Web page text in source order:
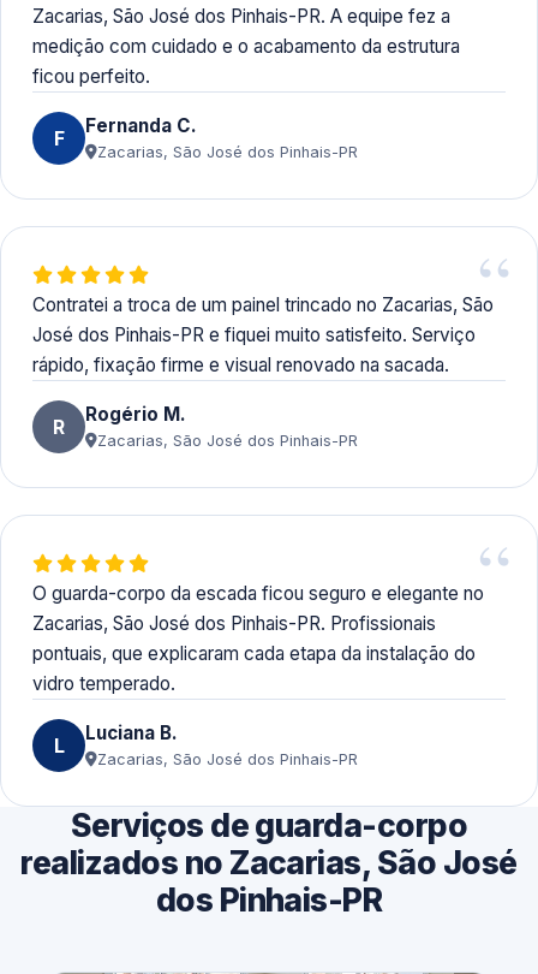
Zacarias, São José dos Pinhais-PR. A equipe fez a
medição com cuidado e o acabamento da estrutura
ficou perfeito.
F Fernanda C.
Zacarias, São José dos Pinhais-PR
Contratei a troca de um painel trincado no Zacarias, São
José dos Pinhais-PR e fiquei muito satisfeito. Serviço
rápido, fixação firme e visual renovado na sacada.
R Rogério M.
Zacarias, São José dos Pinhais-PR
O guarda-corpo da escada ficou seguro e elegante no
Zacarias, São José dos Pinhais-PR. Profissionais
pontuais, que explicaram cada etapa da instalação do
vidro temperado.
L Luciana B.
Zacarias, São José dos Pinhais-PR
Serviços de guarda-corpo
realizados no Zacarias, São José
dos Pinhais-PR